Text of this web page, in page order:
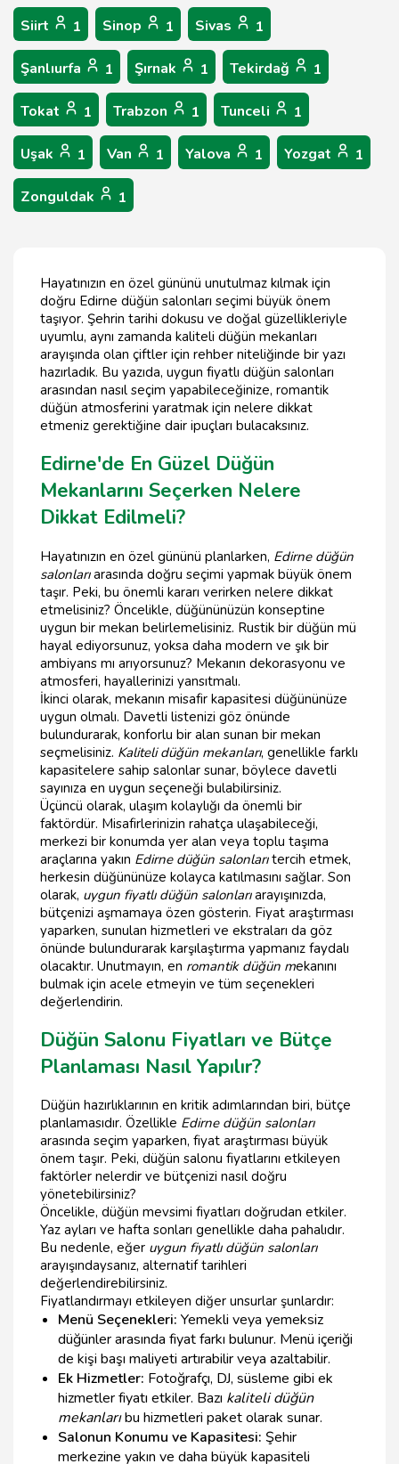
Siirt 1 Sinop 1 Sivas 1
Şanlıurfa 1 Şırnak 1 Tekirdağ 1
Tokat 1 Trabzon 1 Tunceli 1
Uşak 1 Van 1 Yalova 1 Yozgat 1
Zonguldak 1
Hayatınızın en özel gününü unutulmaz kılmak için
doğru Edirne düğün salonları seçimi büyük önem
taşıyor. Şehrin tarihi dokusu ve doğal güzellikleriyle
uyumlu, aynı zamanda kaliteli düğün mekanları
arayışında olan çiftler için rehber niteliğinde bir yazı
hazırladık. Bu yazıda, uygun fiyatlı düğün salonları
arasından nasıl seçim yapabileceğinize, romantik
düğün atmosferini yaratmak için nelere dikkat
etmeniz gerektiğine dair ipuçları bulacaksınız.
Edirne'de En Güzel Düğün
Mekanlarını Seçerken Nelere
Dikkat Edilmeli?
Hayatınızın en özel gününü planlarken, Edirne düğün
salonlarıarasında doğru seçimi yapmak büyük önem
taşır. Peki, bu önemli kararı verirken nelere dikkat
etmelisiniz? Öncelikle, düğününüzün konseptine
uygun bir mekan belirlemelisiniz. Rustik bir düğün mü
hayal ediyorsunuz, yoksa daha modern ve şık bir
ambiyans mı arıyorsunuz? Mekanın dekorasyonu ve
atmosferi, hayallerinizi yansıtmalı.
İkinci olarak, mekanın misafir kapasitesi düğününüze
uygun olmalı. Davetli listenizi göz önünde
bulundurarak, konforlu bir alan sunan bir mekan
seçmelisiniz. Kaliteli düğün mekanları, genellikle farklı
kapasitelere sahip salonlar sunar, böylece davetli
sayınıza en uygun seçeneği bulabilirsiniz.
Üçüncü olarak, ulaşım kolaylığı da önemli bir
faktördür. Misafirlerinizin rahatça ulaşabileceği,
merkezi bir konumda yer alan veya toplu taşıma
araçlarına yakın Edirne düğün salonlarıtercih etmek,
herkesin düğününüze kolayca katılmasını sağlar. Son
olarak, uygun fiyatlı düğün salonlarıarayışınızda,
bütçenizi aşmamaya özen gösterin. Fiyat araştırması
yaparken, sunulan hizmetleri ve ekstraları da göz
önünde bulundurarak karşılaştırma yapmanız faydalı
olacaktır. Unutmayın, en romantik düğün mekanını
bulmak için acele etmeyin ve tüm seçenekleri
değerlendirin.
Düğün Salonu Fiyatları ve Bütçe
Planlaması Nasıl Yapılır?
Düğün hazırlıklarının en kritik adımlarından biri, bütçe
planlamasıdır. Özellikle Edirne düğün salonları
arasında seçim yaparken, fiyat araştırması büyük
önem taşır. Peki, düğün salonu fiyatlarını etkileyen
faktörler nelerdir ve bütçenizi nasıl doğru
yönetebilirsiniz?
Öncelikle, düğün mevsimi fiyatları doğrudan etkiler.
Yaz ayları ve hafta sonları genellikle daha pahalıdır.
Bu nedenle, eğer uygun fiyatlı düğün salonları
arayışındaysanız, alternatif tarihleri
değerlendirebilirsiniz.
Fiyatlandırmayı etkileyen diğer unsurlar şunlardır:
Menü Seçenekleri: Yemekli veya yemeksiz
düğünler arasında fiyat farkı bulunur. Menü içeriği
de kişi başı maliyeti artırabilir veya azaltabilir.
Ek Hizmetler: Fotoğrafçı, DJ, süsleme gibi ek
hizmetler fiyatı etkiler. Bazı kaliteli düğün
mekanlarıbu hizmetleri paket olarak sunar.
Salonun Konumu ve Kapasitesi: Şehir
merkezine yakın ve daha büyük kapasiteli